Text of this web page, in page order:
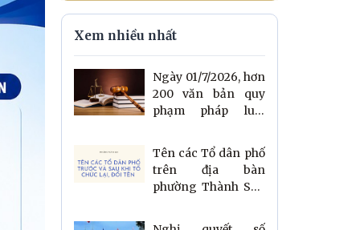
Xem nhiều nhất
Ngày 01/7/2026, hơn
200 văn bản quy
phạm pháp luật
Nghị định, 72
Thông tư có hiệu
lực
Tên các Tổ dân phố
trên địa bàn
phường Thành Sen
chức lại, đổi tên